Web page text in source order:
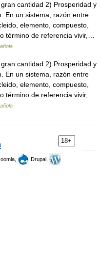
cantidad 2) Prosperidad y
En un sistema, razón entre
elemento, compuesto,
término de referencia vivir,…
cantidad 2) Prosperidad y
En un sistema, razón entre
elemento, compuesto,
término de referencia vivir,…
18+
Drupal,